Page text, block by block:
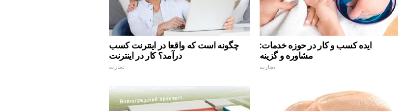
چگونه است که واقعا در اینترنت کسب
درآمد؟ کار در اینترنت
تجارت
ایده کسب و کار در حوزه خدمات:
مشاوره و گزینه
تجارت